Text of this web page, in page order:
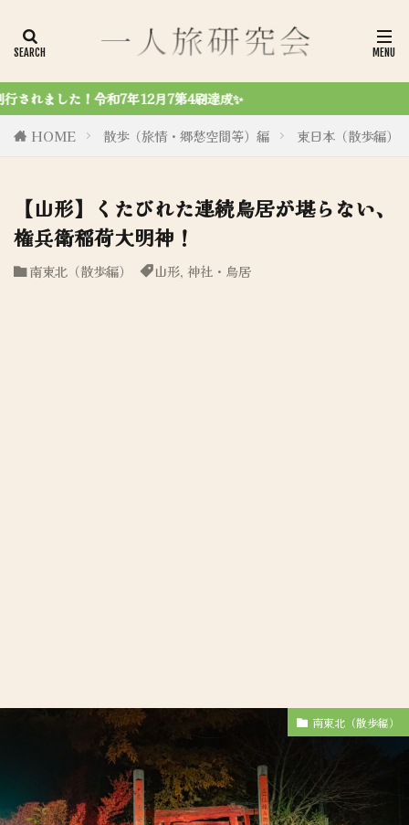
✨
HOME
散歩（旅情・郷愁空間等）編 東日本（散歩編）
【山形】くたびれた連続鳥居が堪らない、
権兵衛稲荷大明神！
南東北（散歩編） 山形, 神社・鳥居
南東北（散歩編）